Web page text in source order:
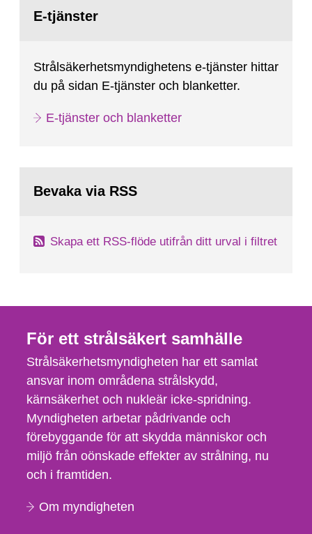
sida:E-tjänster
Strålsäkerhetsmyndighetens e-tjänster hittar
du på sidan E-tjänster och blanketter.
E-tjänster och blanketter
Bevaka via RSS
Skapa ett RSS-flöde utifrån ditt urval i filtret
För ett strålsäkert samhälle
Strålsäkerhetsmyndigheten har ett samlat
ansvar inom områdena strålskydd,
kärnsäkerhet och nukleär icke-spridning.
Myndigheten arbetar pådrivande och
förebyggande för att skydda människor och
miljö från oönskade effekter av strålning, nu
och i framtiden.
Om myndigheten